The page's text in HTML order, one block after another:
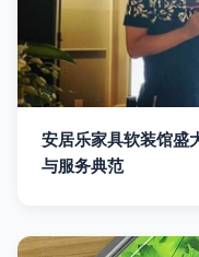
安居乐家具软装馆盛
与服务典范